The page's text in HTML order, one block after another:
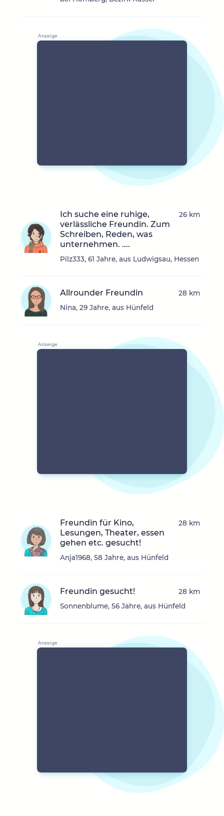
Ich suche eine ruhige,
verlässliche Freundin. Zum
Schreiben, Reden, was
unternehmen. ....
Pilz333, 61 Jahre, aus Ludwigsau, Hessen
26 km
Allrounder Freundin
Nina, 29 Jahre, aus Hünfeld
28 km
Freundin für Kino,
Lesungen, Theater, essen
gehen etc. gesucht!
Anja1968, 58 Jahre, aus Hünfeld
28 km
Freundin gesucht!
Sonnenblume, 56 Jahre, aus Hünfeld
28 km